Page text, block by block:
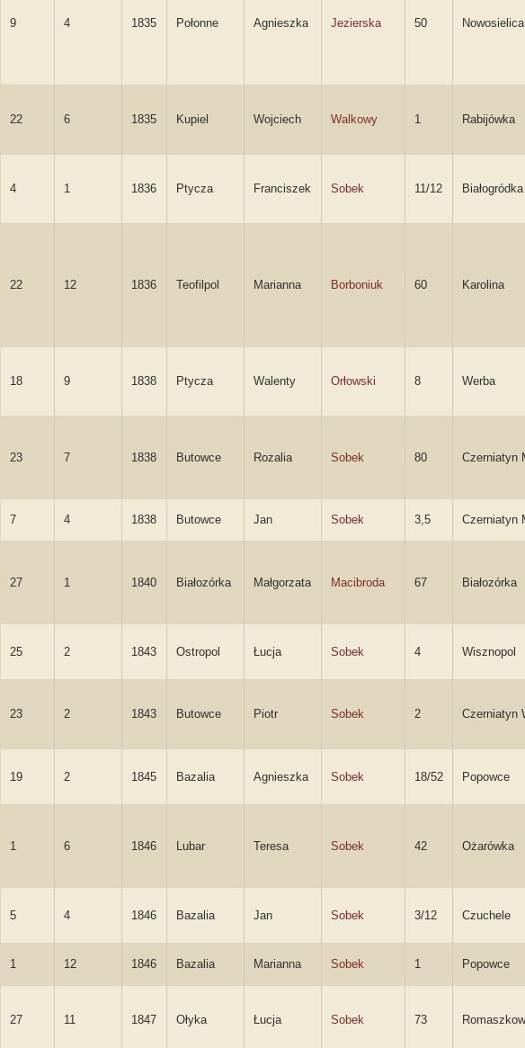
9 4 1835 Połonne Agnieszka Jezierska 50 Nowosielica
22 6 1835 Kupiel Wojciech Walkowy 1 Rabijówka
4 1 1836 Ptycza Franciszek Sobek 11/12 Białogródka
22 12 1836 Teofilpol Marianna Borboniuk 60 Karolina
18 9 1838 Ptycza Walenty Orłowski 8 Werba
23 7 1838 Butowce Rozalia Sobek 80 Czerniatyn
7 4 1838 Butowce Jan Sobek 3,5 Czerniatyn
27 1 1840 Białozórka Małgorzata Macibroda 67 Białozórka
25 2 1843 Ostropol Łucja Sobek 4 Wisznopol
23 2 1843 Butowce Piotr Sobek 2 Czerniatyn
19 2 1845 Bazalia Agnieszka Sobek 18/52 Popowce
1 6 1846 Lubar Teresa Sobek 42 Ożarówka
5 4 1846 Bazalia Jan Sobek 3/12 Czuchele
1 12 1846 Bazalia Marianna Sobek 1 Popowce
27 11 1847 Ołyka Łucja Sobek 73